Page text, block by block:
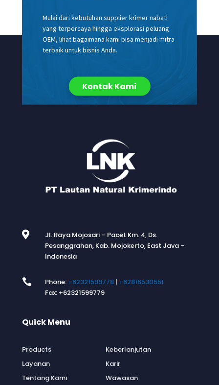
Mulai dari kebutuhan supplier krimer nabati
yang terpercaya hingga eksplorasi peluang
OEM, lihat bagaimana kami bisa menjadi mitra
terbaik untuk bisnis Anda.
Kontak Kami

Jl. Raya Mojosari – Pacet Km. 4, Ds.
Pesanggrahan, Kab. Mojokerto, East Java –
Indonesia
 Phone: +62321599778| +62816530551
Fax: +62321599779
Quick Menu
Products
Layanan
Tentang Kami
Keberlanjutan
Karir
Wawasan